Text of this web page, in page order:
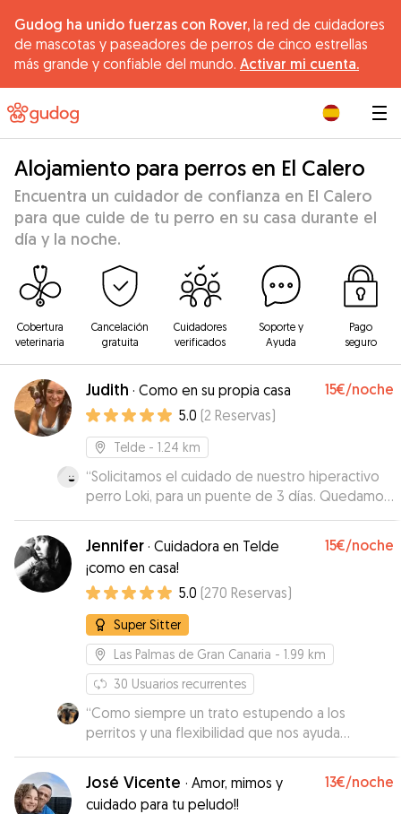
Gudog ha unido fuerzas con Rover, la red de cuidadores
de mascotas y paseadores de perros de cinco estrellas
más grande y confiable del mundo. Activar mi cuenta.
Alojamiento para perros en El Calero
Encuentra un cuidador de confianza en El Calero
para que cuide de tu perro en su casa durante el
día y la noche.
Cobertura
veterinaria
Cancelación
gratuita
Cuidadores
verificados
Soporte y
Ayuda
Pago
seguro
Judith · Como en su propia casa 15€/noche
5.0 (2 Reservas)
Telde - 1.24 km
“Solicitamos el cuidado de nuestro hiperactivo
perro Loki, para un puente de 3 días. Quedamos
encantados con los cuidados de Judith, siempre
enviando fotos de cada paseo, en las que solo
con ver su cara de felicidad durante los paseos
o durmiendo a pata suelta después de ellos ya
se notaba que estaba en buenas manos. Incluso
la anfitriona Koa ayudó a Loki en su estancia
cediendo parte de su casa y acompañándolo en
cada paseo. Sin duda volveremos a contar con
ellas.”
Jennifer · Cuidadora en Telde
¡como en casa!
15€/noche
5.0 (270 Reservas)
Super Sitter
Las Palmas de Gran Canaria - 1.99 km
30 Usuarios recurrentes
“Como siempre un trato estupendo a los
perritos y una flexibilidad que nos ayuda
muchísimo.”
José Vicente · Amor, mimos y
cuidado para tu peludo!!
13€/noche